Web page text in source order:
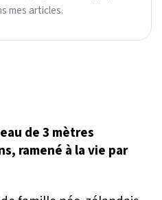
mes articles.
de 3 mètres
ramené à la vie par